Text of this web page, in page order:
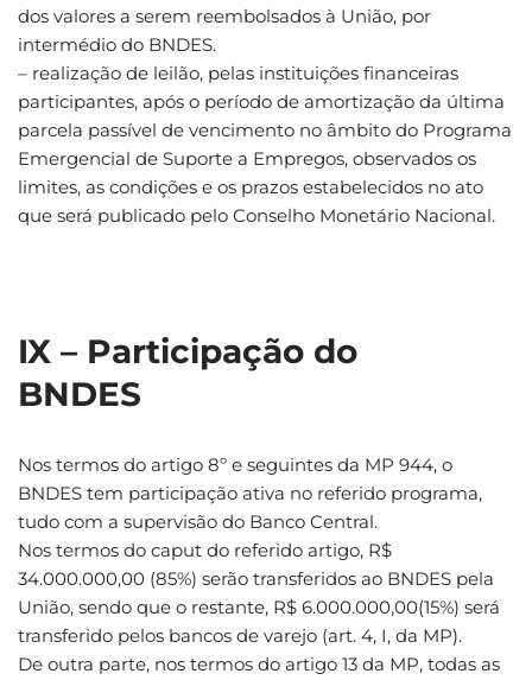
dos valores a serem reembolsados à União, por
intermédio do BNDES.
– realização de leilão, pelas instituições financeiras
participantes, após o período de amortização da última
parcela passível de vencimento no âmbito do Programa
Emergencial de Suporte a Empregos, observados os
limites, as condições e os prazos estabelecidos no ato
que será publicado pelo Conselho Monetário Nacional.
IX – Participação do
BNDES
Nos termos do artigo 8º e seguintes da MP 944, o
BNDES tem participação ativa no referido programa,
tudo com a supervisão do Banco Central.
Nos termos do caput do referido artigo, R$
34.000.000,00 (85%) serão transferidos ao BNDES pela
União, sendo que o restante, R$ 6.000.000,00(15%) será
transferido pelos bancos de varejo (art. 4, I, da MP).
De outra parte, nos termos do artigo 13 da MP, todas as